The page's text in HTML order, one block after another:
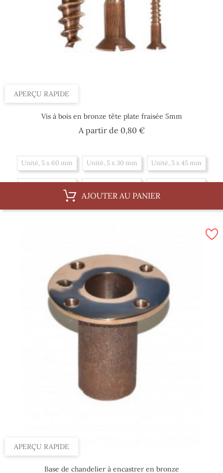
APERÇU RAPIDE
Vis à bois en bronze tête plate fraisée 5mm
A partir de 0,80 €Prix
Unité, 5 x 60 mm Unité, 5 x 30 mm Unité, 5 x 45 mm
Unité, 5 x 50 mm Unité, 5 x 25 mm Unité, 5 x 40 mm
Boite, 5 x 50 mm
Boite, 5 x 40 mm Boite, 5 x 60 mm Boite, 5 x 30 mm
AJOUTER AU PANIER
APERÇU RAPIDE
Base de chandelier à encastrer en bronze